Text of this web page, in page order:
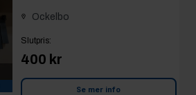
Ockelbo
Slutpris:
400 kr
Se mer info